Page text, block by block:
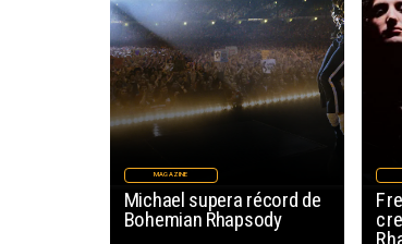
Michael supera récord de
Bohemian Rhapsody
MAGAZINE